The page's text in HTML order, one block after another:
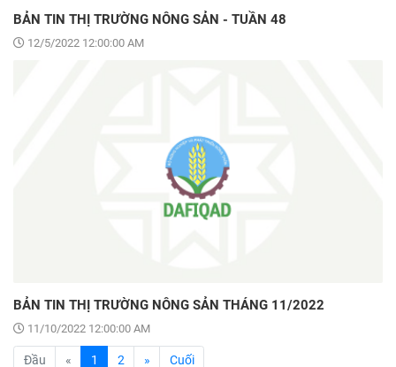
BẢN TIN THỊ TRƯỜNG NÔNG SẢN - TUẦN 48
12/5/2022 12:00:00 AM
BẢN TIN THỊ TRƯỜNG NÔNG SẢN THÁNG 11/2022
11/10/2022 12:00:00 AM
Đầu « 1 (current)
2 » Cuối